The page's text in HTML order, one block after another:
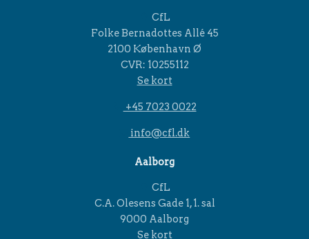
CfL
Folke Bernadottes Allé 45
2100 København Ø
CVR: 10255112
Se kort
+45 7023 0022
info@cfl.dk
Aalborg
CfL
C.A. Olesens Gade 1, 1. sal
9000 Aalborg
Se kort